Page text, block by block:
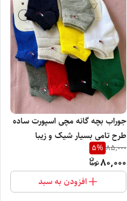
جوراب بچه گانه مچی اسپورت ساده
طرح تامی بسیار شیک و زیبا
85,000
5%
80,000
افزودن به سبد